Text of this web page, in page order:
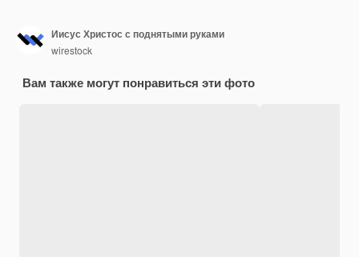
Иисус Христос с поднятыми руками
wirestock
Вам также могут понравиться эти фото